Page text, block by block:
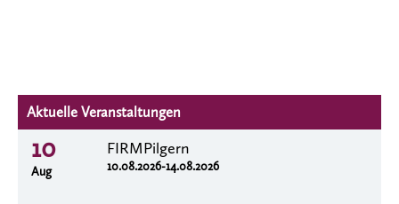
Aktuelle Veranstaltungen
10
Aug
FIRMPilgern
10.08.2026-14.08.2026